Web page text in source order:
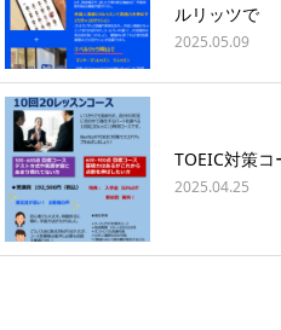
ルリッツで
2025.05.09
TOEIC対策コ
2025.04.25